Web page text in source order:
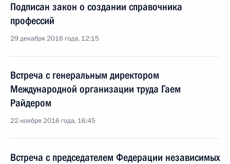
Подписан закон о создании справочника
профессий
29 декабря 2016 года, 12:15
Встреча с генеральным директором
Международной организации труда Гаем
Райдером
22 ноября 2016 года, 16:45
Встреча с председателем Федерации независимых